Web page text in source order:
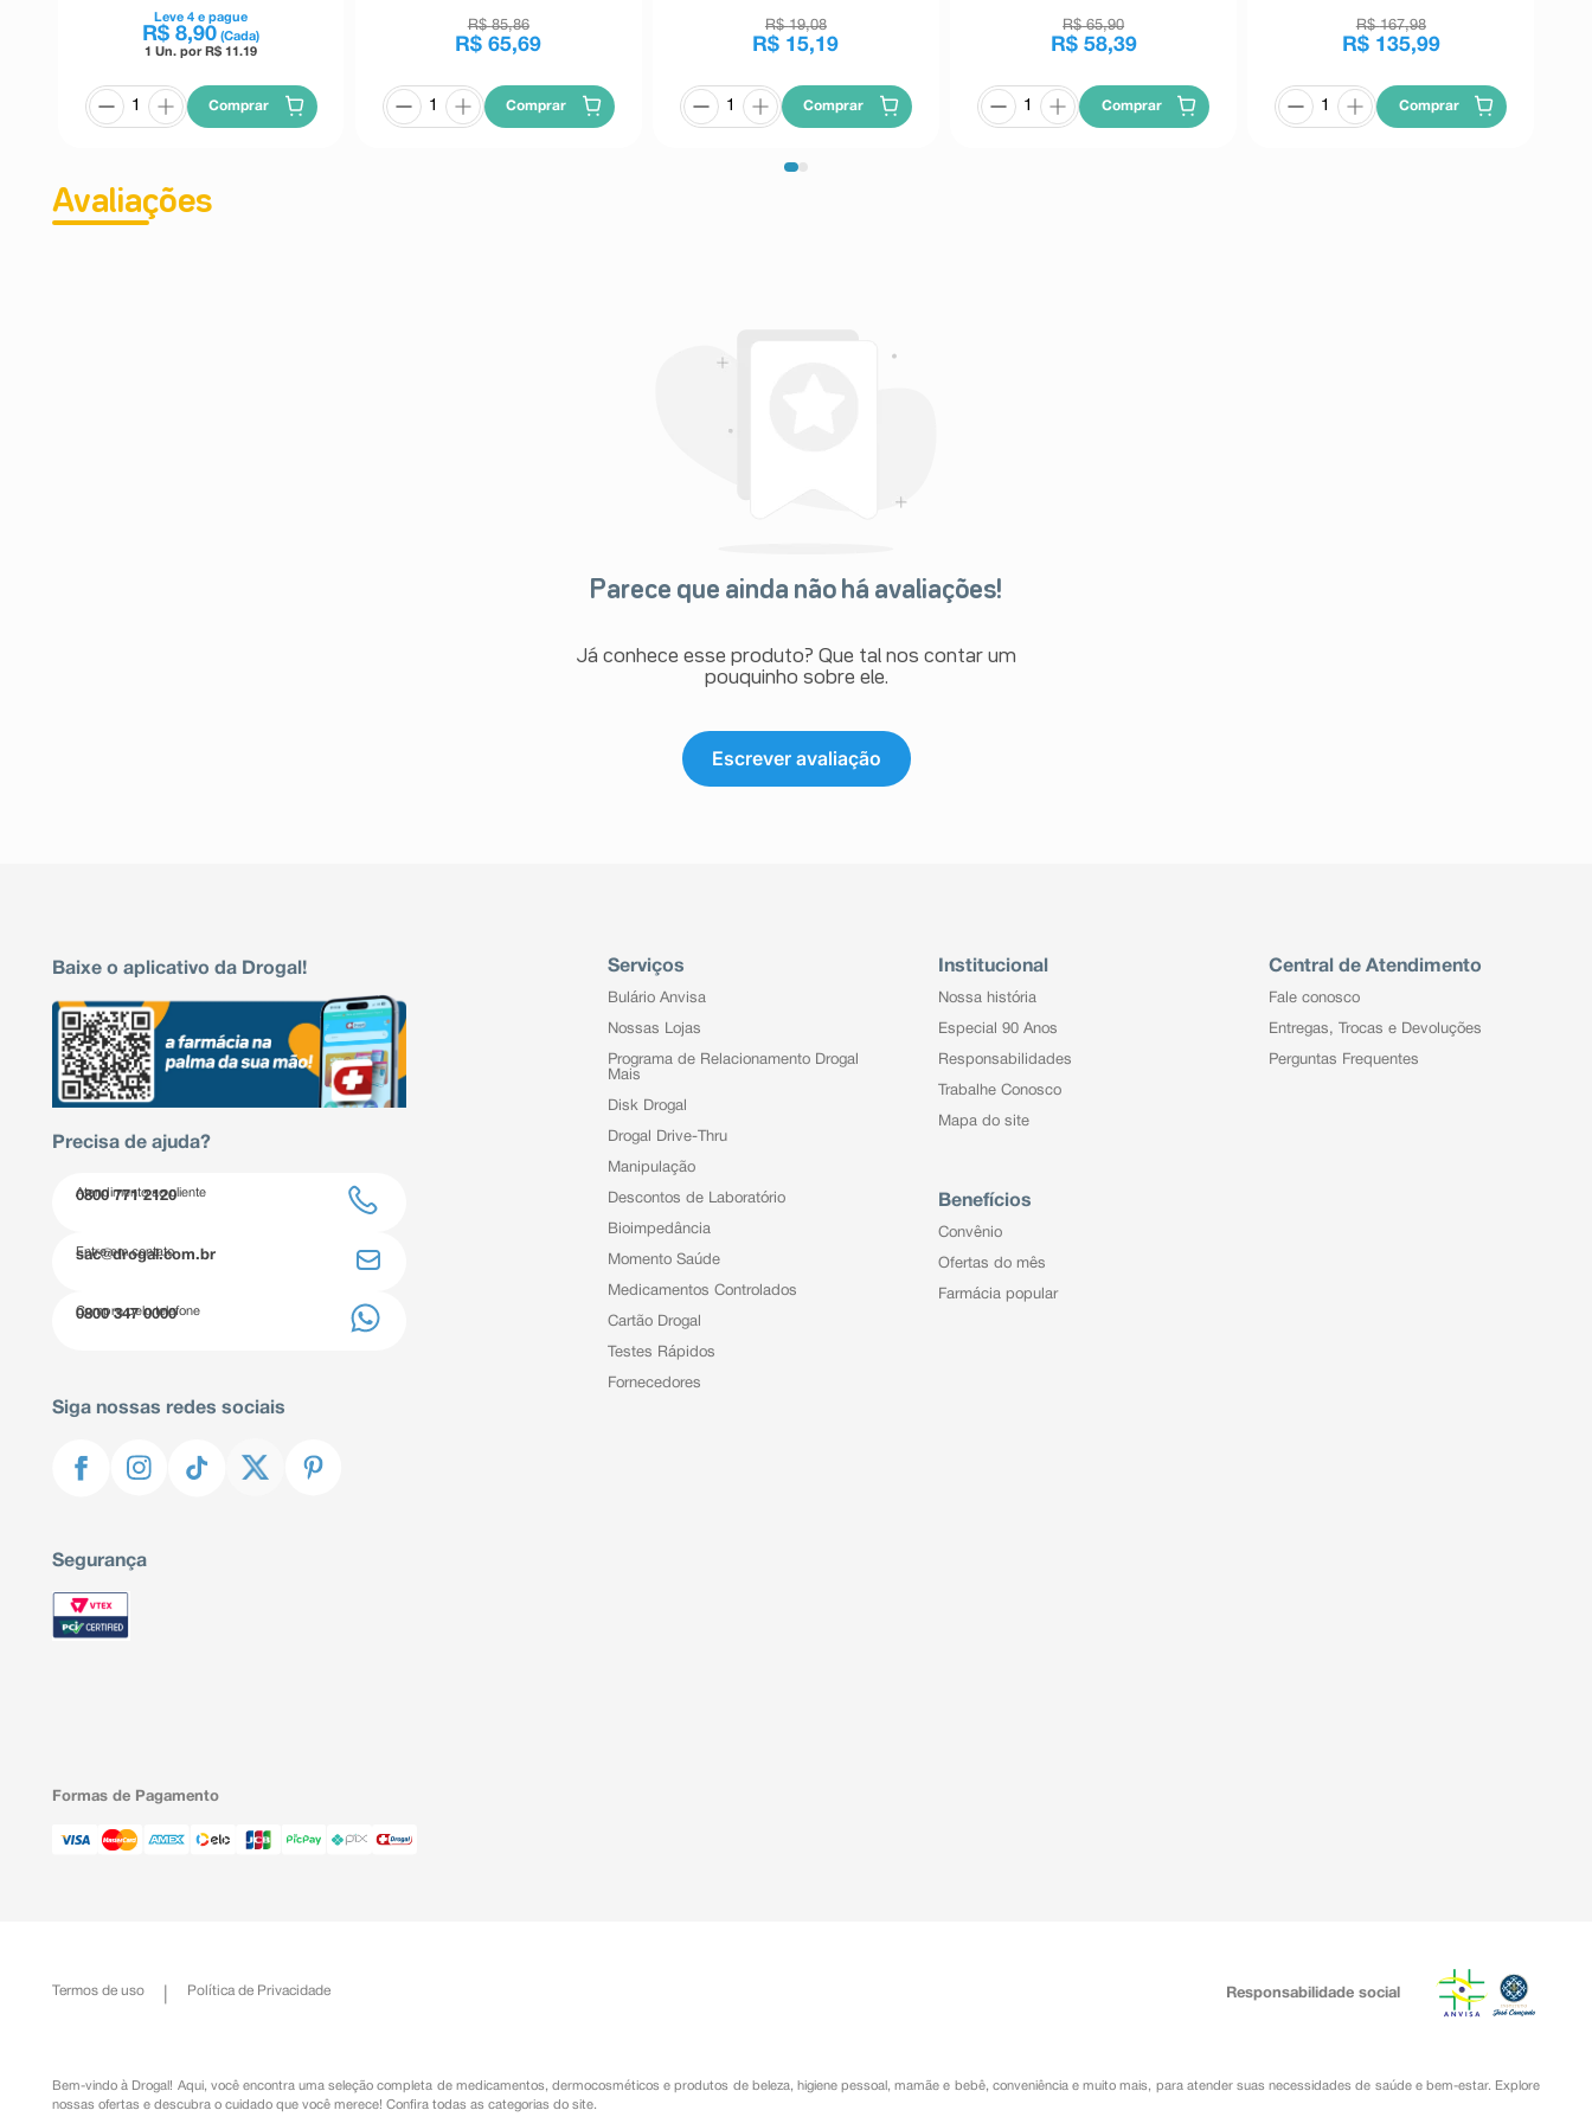
Leve4 e pague
R$ 8,90 (Cada)
1 Un. por R$11.19
Comprar
R$ 85,86
R$ 65,69
Comprar
R$ 19,08
R$ 15,19
Comprar
R$ 65,90
R$ 58,39
Comprar
R$ 167,98
R$ 135,99
Comprar
Avaliações
Parece que ainda não há avaliações!
Já conhece esse produto? Que tal nos contar um
pouquinho sobre ele.
Escrever avaliação
Baixe o aplicativo da Drogal!
Precisa de ajuda?
Atendimento ao cliente
0800 771 2120
Entre em contato
sac@drogal.com.br
Compre pelo telefone
0800 347 0000
Siga nossas redes sociais
Segurança
Serviços
Bulário Anvisa
Nossas Lojas
Programa de Relacionamento Drogal
Mais
Disk Drogal
Drogal Drive-Thru
Manipulação
Descontos de Laboratório
Bioimpedância
Momento Saúde
Medicamentos Controlados
Cartão Drogal
Testes Rápidos
Fornecedores
Institucional
Nossa história
Especial 90 Anos
Responsabilidades
Trabalhe Conosco
Mapa do site
Benefícios
Convênio
Ofertas do mês
Farmácia popular
Central de Atendimento
Fale conosco
Entregas, Trocas e Devoluções
Perguntas Frequentes
Formas de Pagamento
Termos de uso Política de Privacidade Responsabilidade social
Bem-vindo à Drogal! Aqui, você encontra uma seleção completa de medicamentos ,dermocosméticos e produtos de beleza, higiene pessoal ,mamãe e bebê, conveniênciae muito mais, para atender suas necessidades de saúde e bem-estar. Explore
nossas ofertas e descubra o cuidado que você merece! Confira todas as categorias do site.